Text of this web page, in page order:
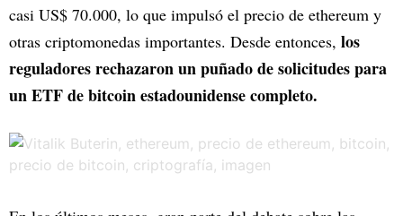
casi US$ 70.000, lo que impulsó el precio de ethereum y
otras criptomonedas importantes. Desde entonces, los
reguladores rechazaron un puñado de solicitudes para
un ETF de bitcoin estadounidense completo.